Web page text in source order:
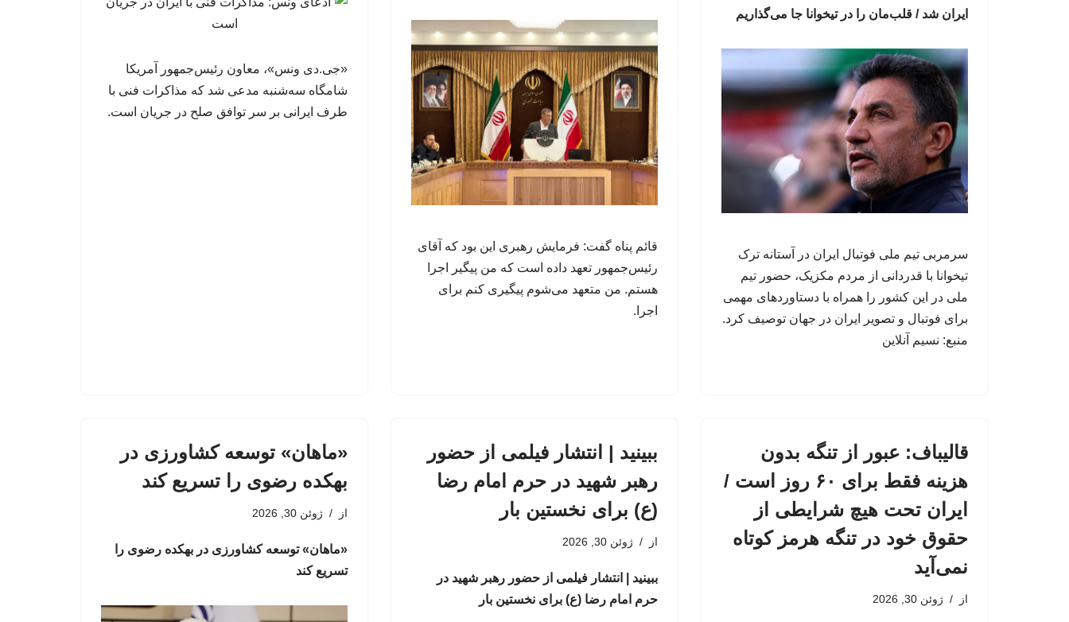
ایران شد / قلب‌مان را در تیخوانا جا می‌گذاریم
سرمربی تیم ملی فوتبال ایران در آستانه ترک
تیخوانا با قدردانی از مردم مکزیک، حضور تیم
ملی در این کشور را همراه با دستاوردهای مهمی
برای فوتبال و تصویر ایران در جهان توصیف کرد.
منبع: نسیم آنلاین
قائم پناه گفت: فرمایش رهبری این بود که آقای
رئیس‌جمهور تعهد داده است که من پیگیر اجرا
هستم. من متعهد می‌شوم پیگیری کنم برای
اجرا.
«جی.دی ونس»، معاون رئیس‌جمهور آمریکا
شامگاه سه‌شنبه مدعی شد که مذاکرات فنی با
طرف ایرانی بر سر توافق صلح در جریان است.
قالیباف: عبور از تنگه بدون
هزینه فقط برای ۶۰ روز است /
ایران تحت هیچ شرایطی از
حقوق خود در تنگه هرمز کوتاه
نمی‌آید
از ژوئن 30, 2026
ببینید | انتشار فیلمی از حضور
رهبر شهید در حرم امام رضا
(ع) برای نخستین بار
از ژوئن 30, 2026
ببینید | انتشار فیلمی از حضور رهبر شهید در
حرم امام رضا (ع) برای نخستین بار
«ماهان» توسعه کشاورزی در
بهکده رضوی را تسریع کند
از ژوئن 30, 2026
«ماهان» توسعه کشاورزی در بهکده رضوی را
تسریع کند